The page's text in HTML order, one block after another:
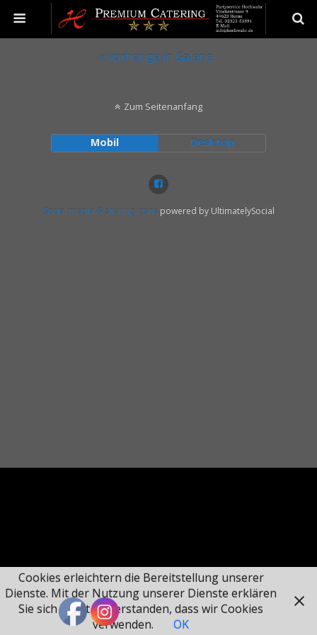
« vorherige in Galerie
Zum Seitenanfang
Mobil Desktop
Social media & sharing icons powered by UltimatelySocial
Cookies erleichtern die Bereitstellung unserer
Dienste. Mit der Nutzung unserer Dienste erklären
Sie sich damit einverstanden, dass wir Cookies
verwenden.
OK